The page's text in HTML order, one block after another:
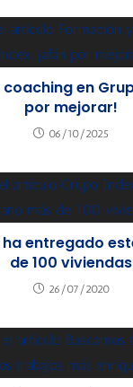
en
por mejorar!
06/10/2025
ha entregado
de 100 viviendas
26/07/2020